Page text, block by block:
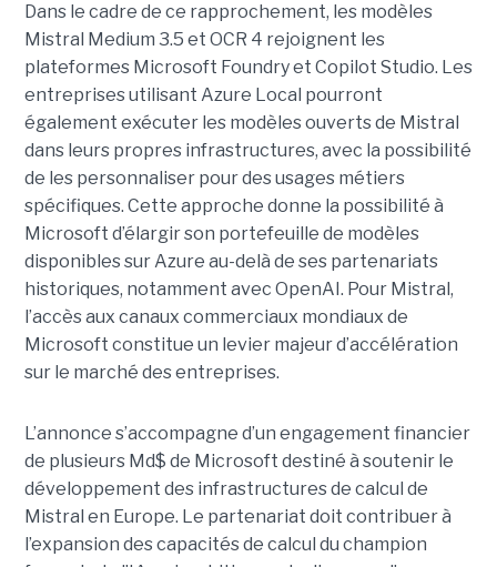
Dans le cadre de ce rapprochement, les modèles
Mistral Medium 3.5 et OCR 4 rejoignent les
plateformes Microsoft Foundry et Copilot Studio. Les
entreprises utilisant Azure Local pourront
également exécuter les modèles ouverts de Mistral
dans leurs propres infrastructures, avec la possibilité
de les personnaliser pour des usages métiers
spécifiques. Cette approche donne la possibilité à
Microsoft d’élargir son portefeuille de modèles
disponibles sur Azure au-delà de ses partenariats
historiques, notamment avec OpenAI. Pour Mistral,
l’accès aux canaux commerciaux mondiaux de
Microsoft constitue un levier majeur d’accélération
sur le marché des entreprises.
L’annonce s’accompagne d’un engagement financier
de plusieurs Md$ de Microsoft destiné à soutenir le
développement des infrastructures de calcul de
Mistral en Europe. Le partenariat doit contribuer à
l’expansion des capacités de calcul du champion